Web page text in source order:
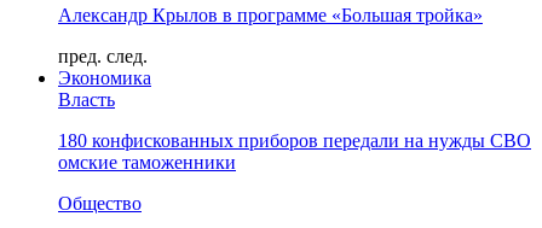
Александр Крылов в программе «Большая тройка»
пред. след.
Экономика
Власть
180 конфискованных приборов передали на нужды СВО
омские таможенники
Общество